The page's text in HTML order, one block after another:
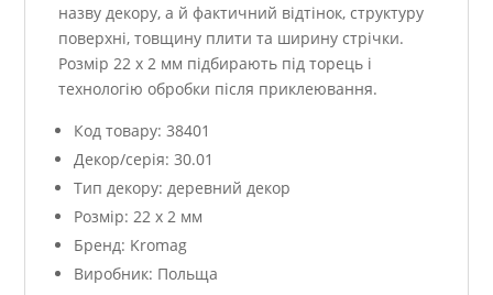
назву декору, а й фактичний відтінок, структуру
поверхні, товщину плити та ширину стрічки.
Розмір 22 x 2 мм підбирають під торець і
технологію обробки після приклеювання.
Код товару: 38401
Декор/серія: 30.01
Тип декору: деревний декор
Розмір: 22 x 2 мм
Бренд: Kromag
Виробник: Польща